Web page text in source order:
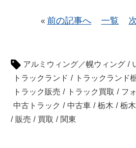
« 前の記事へ 一覧
アルミウィング／幌ウィング /
トラックランド / トラックランド
トラック販売 / トラック買取 / フ
中古トラック / 中古車 / 栃木 / 栃
/ 販売 / 買取 / 関東